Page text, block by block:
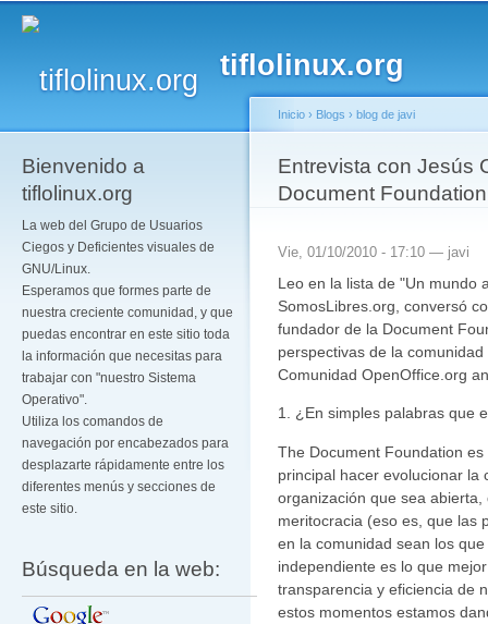
tiflolinux.org
Bienvenido a
tiflolinux.org
La web del Grupo de Usuarios
Ciegos y Deficientes visuales de
GNU/Linux.
Esperamos que formes parte de
nuestra creciente comunidad, y que
puedas encontrar en este sitio toda
la información que necesitas para
trabajar con "nuestro Sistema
Operativo".
Utiliza los comandos de
navegación por encabezados para
desplazarte rápidamente entre los
diferentes menús y secciones de
este sitio.
Búsqueda en la web:
Se encuentra usted
Inicio › Blogs › blog de javi
Entrevista con Jesús
Document Foundation
Vie, 01/10/2010 - 17:10 — javi
Leo en la lista de "Un mundo
SomosLibres.org, conversó
fundador de la Document
perspectivas de la
Comunidad OpenOffice.org
1. ¿En simples palabras que
The Document Foundation
principal hacer evolucionar la
organización que sea
meritocracia (eso es, que las
en la comunidad sean los
independiente es lo que
transparencia y eficiencia de
estos momentos estamos